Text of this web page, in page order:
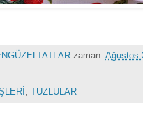
zaman: Ağustos
TUZLULAR